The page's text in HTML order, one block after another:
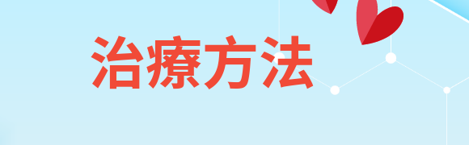
治療方法